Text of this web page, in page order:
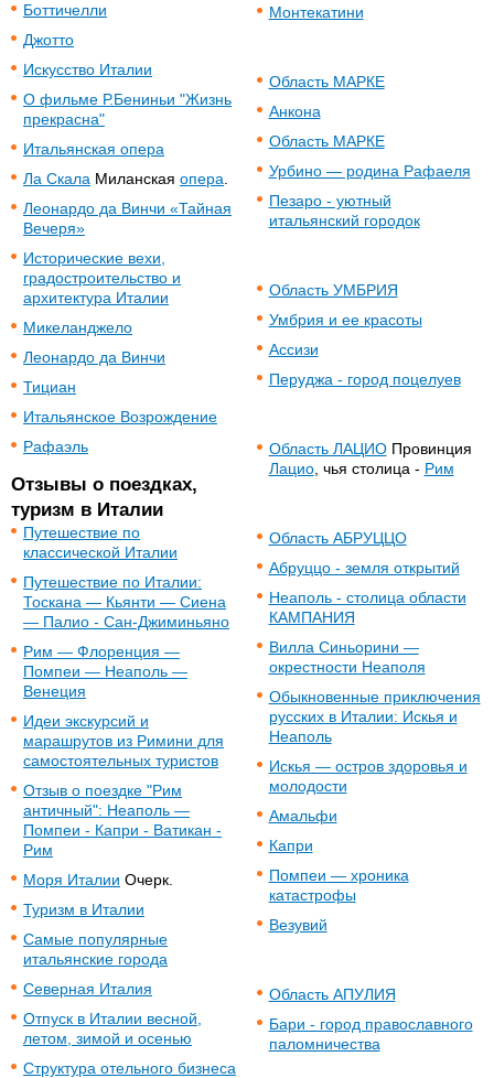
Боттичелли
Джотто
Искусство Италии
О фильме Р.Бениньи "Жизнь
прекрасна"
Итальянская опера
Ла Скала Миланская опера
Леонардо да Винчи «Тайная
Вечеря»
Исторические вехи,
градостроительство и
архитектура Италии
Микеланджело
Леонардо да Винчи
Тициан
Итальянское Возрождение
Рафаэль
Отзывы о поездках,
туризм в Италии
Путешествие по
классической Италии
Путешествие по Италии:
Тоскана — Кьянти — Сиена
— Палио - Сан-Джиминьяно
Рим — Флоренция —
Помпеи — Неаполь —
Венеция
Идеи экскурсий и
марашрутов из Римини для
самостоятельных туристов
Отзыв о поездке "Рим
античный": Неаполь —
Помпеи - Капри - Ватикан -
Рим
Моря Италии Очерк.
Туризм в Италии
Самые популярные
итальянские города
Северная Италия
Отпуск в Италии весной,
летом, зимой и осенью
Структура отельного бизнеса
Монтекатини
Область МАРКЕ
Анкона
Область МАРКЕ
Урбино — родина Рафаеля
Пезаро - уютный
итальянский городок
Область УМБРИЯ
Умбрия и ее красоты
Ассизи
Перуджа - город поцелуев
Область ЛАЦИОПровинция
Лацио, чья столица - Рим
Область АБРУЦЦО
Абруццо - земля открытий
Неаполь - столица области
КАМПАНИЯ
Вилла Синьорини —
окрестности Неаполя
Обыкновенные приключения
русских в Италии: Искья и
Неаполь
Искья — остров здоровья и
молодости
Амальфи
Капри
Помпеи — хроника
катастрофы
Везувий
Область АПУЛИЯ
Бари - город православного
паломничества